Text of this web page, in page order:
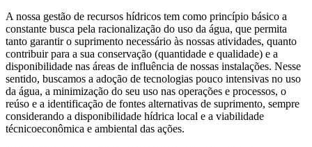
A nossa gestão de recursos hídricos tem como princípio básico a
constante busca pela racionalização do uso da água, que permita
tanto garantir o suprimento necessário às nossas atividades, quanto
contribuir para a sua conservação (quantidade e qualidade) e a
disponibilidade nas áreas de influência de nossas instalações. Nesse
sentido, buscamos a adoção de tecnologias pouco intensivas no uso
da água, a minimização do seu uso nas operações e processos, o
reúso e a identificação de fontes alternativas de suprimento, sempre
considerando a disponibilidade hídrica local e a viabilidade
técnicoeconômica e ambiental das ações.